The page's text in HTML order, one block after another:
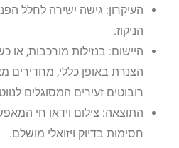
העיקרון: גישה ישירה לחלל
הניקוז.
היישום: בנזילות מורכבות, או
הצנרת באופן כללי, מחדירים
רובוטים זעירים המסוגלים
התוצאה: צילום וידאו חי
חסימות בדיוק ויזואלי מושלם.